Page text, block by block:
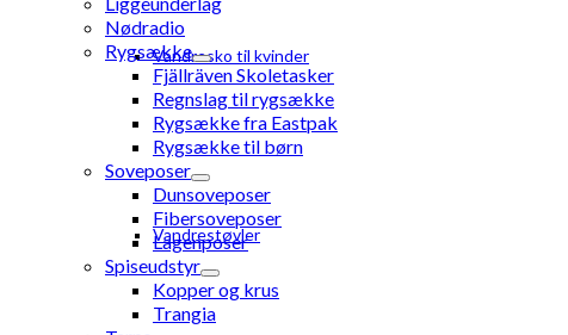
Vandresko til kvinder
Vandrestøvler
Nødradio
Rygsække
Fjällräven Skoletasker
Regnslag til rygsække
Rygsække fra Eastpak
Rygsække til børn
Soveposer
Dunsoveposer
Fibersoveposer
Lagenposer
Spiseudstyr
Kopper og krus
Trangia